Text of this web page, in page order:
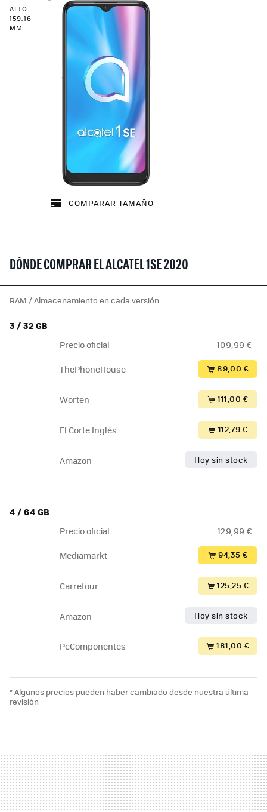
ALTO
159,16
MM
COMPARAR TAMAÑO
DÓNDE COMPRAR EL ALCATEL 1SE 2020
RAM / Almacenamiento en cada versión:
3 / 32 GB
Precio oficial 109,99 €
ThePhoneHouse 89,00 €
Worten 111,00 €
El Corte Inglés 112,79 €
Amazon Hoy sin stock
4 / 64 GB
Precio oficial 129,99 €
Mediamarkt 94,35 €
Carrefour 125,25 €
Amazon Hoy sin stock
PcComponentes 181,00 €
* Algunos precios pueden haber cambiado desde nuestra última
revisión